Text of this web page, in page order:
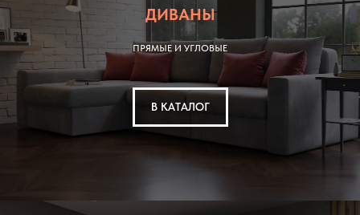
ДИВАНЫ
ПРЯМЫЕ И УГЛОВЫЕ
В КАТАЛОГ